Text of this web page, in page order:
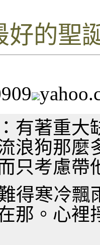
好的聖
有著重大
浪狗那麼
只考慮帶
得寒冷
那。心